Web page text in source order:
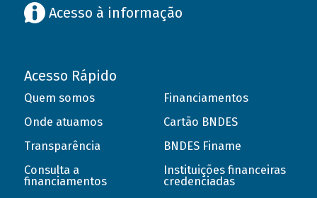
Acesso à informação
Acesso Rápido
Quem somos
Onde atuamos
Transparência
Consulta a
financiamentos
Financiamentos
Cartão BNDES
BNDES Finame
Instituições financeiras
credenciadas